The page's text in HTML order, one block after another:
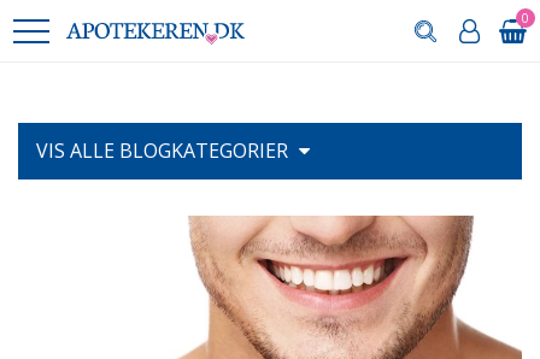
0
VIS ALLE BLOGKATEGORIER